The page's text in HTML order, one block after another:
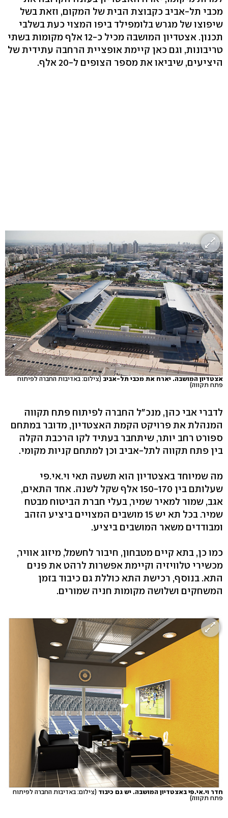
מכבי תל-אביב כקבוצת הבית של המקום, וזאת בשל
שיפוצו של מגרש בלומפילד ביפו המצוי כעת בשלבי
תכנון. אצטדיון המושבה מכיל כ-12 אלף מקומות בשתי
טריבונות, וגם כאן קיימת אופציית הרחבה עתידית של
היציעים, שיביאו את מספר הצופים ל-20 אלף.
אצטדיון המושבה. יארח את מכבי תל-אביב (צילום: באדיבות החברה לפיתוח
פתח תקווה)
לדברי אבי כהן, מנכ"ל החברה לפיתוח פתח תקווה
המנהלת את פרויקט הקמת האצטדיון, מדובר במתחם
ספורט רחב יותר, שיתחבר בעתיד לקו הרכבת הקלה
בין פתח תקווה לתל-אביב וכן למתחם קניות מקומי.
מה שמיוחד באצטדיון הוא תשעה תאי וי.אי.פי
שעלותם בין 150-170 אלף שקל לשנה. אחד התאים,
אגב, שמור למאיר שמיר, בעלי חברת הביטוח מבטח
שמיר. בכל תא יש 15 מושבים המצויים ביציע הזהב
ומבודדים משאר המושבים ביציע.
כמו כן, בתא קיים מטבחון, חיבור לחשמל, מיזוג אוויר,
מכשירי טלוויזיה וקיימת אפשרות לרהט את פנים
התא. בנוסף, רכישת התא כוללת גם כיבוד בזמן
המשחקים ושלושה מקומות חניה שמורים.
חדר וי.אי.פי באצטדיון המושבה. יש גם כיבוד (צילום: באדיבות החברה לפיתוח
פתח תקווה)